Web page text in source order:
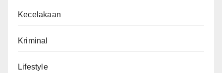
Kecelakaan
Kriminal
Lifestyle